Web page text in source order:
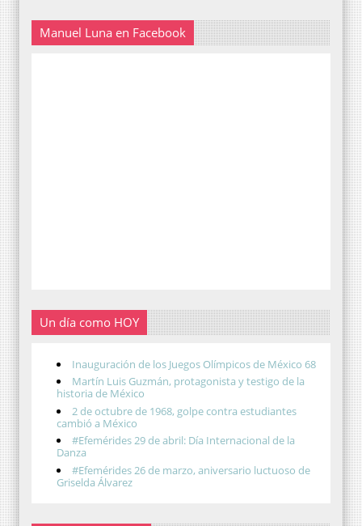
Manuel Luna en Facebook
Un día como HOY
Inauguración de los Juegos Olímpicos de México 68
Martín Luis Guzmán, protagonista y testigo de la
historia de México
2 de octubre de 1968, golpe contra estudiantes
cambió a México
#Efemérides 29 de abril: Día Internacional de la
Danza
#Efemérides 26 de marzo, aniversario luctuoso de
Griselda Álvarez